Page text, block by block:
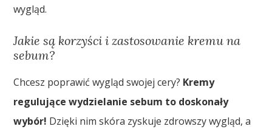
wygląd.
Jakie są korzyści i zastosowanie kremu na
sebum?
Chcesz poprawić wygląd swojej cery? Kremy
regulujące wydzielanie sebum to doskonały
wybór! Dzięki nim skóra zyskuje zdrowszy wygląd, a